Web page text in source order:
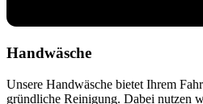
Handwäsche
Unsere Handwäsche bietet Ihrem
gründliche Reinigung. Dabei nutzen